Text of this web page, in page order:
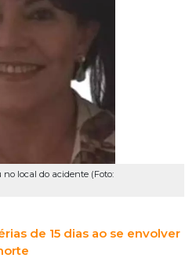
local do acidente (Foto:
de 15 dias ao se envolver